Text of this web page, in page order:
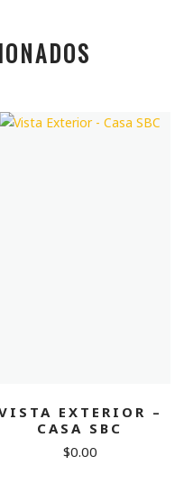
EXTERIOR –
CASA SBC
$0.00